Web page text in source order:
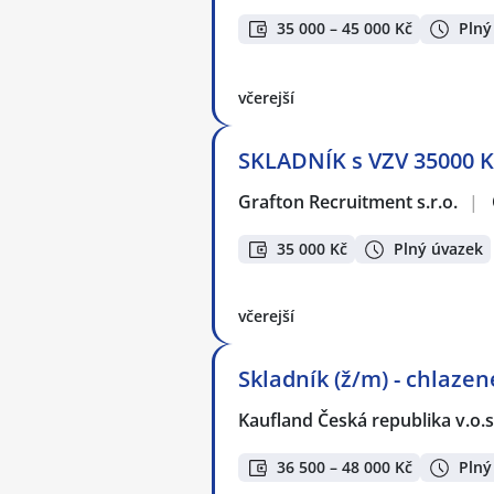
35 000 – 45 000 Kč
včerejší
SKLADNÍK s VZV 35000
Grafton Recruitment s.r.o. |
35 000 Kč Plný úvazek
včerejší
Skladník (ž/m) -
Kaufland Česká republika
36 500 – 48 000 Kč